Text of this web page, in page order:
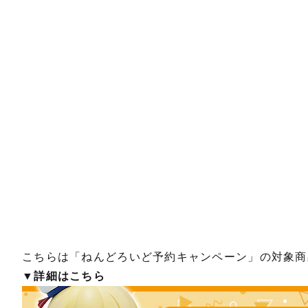
こちらは「ねんどろいど予約キャンペーン」の対象
▼詳細はこちら